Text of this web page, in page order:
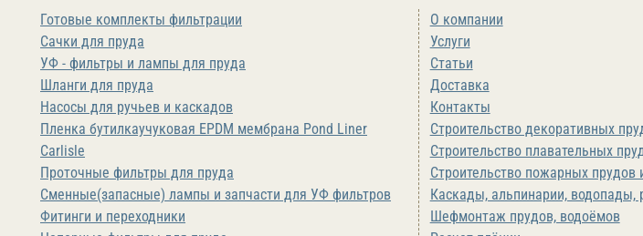
Готовые комплекты фильтрации
Сачки для пруда
УФ - фильтры и лампы для пруда
Шланги для пруда
Насосы для ручьев и каскадов
Пленка бутилкаучуковая EPDM мембрана Pond Liner
Carlisle
Проточные фильтры для пруда
Сменные(запасные) лампы и запчасти для УФ фильтров
Фитинги и переходники
О компании
Услуги
Статьи
Доставка
Контакты
Строительство декоративных
Строительство плавательных
Строительство пожарных прудов
Каскады, альпинарии, водопады,
Шефмонтаж прудов, водоёмов